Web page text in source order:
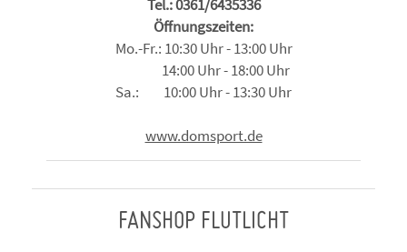
Tel.: 0361/6435336
Öffnungszeiten:
Mo.-Fr.: 10:30 Uhr - 13:00 Uhr
14:00 Uhr - 18:00 Uhr
Sa.: 10:00 Uhr - 13:30 Uhr
www.domsport.de
FANSHOP FLUTLICHT